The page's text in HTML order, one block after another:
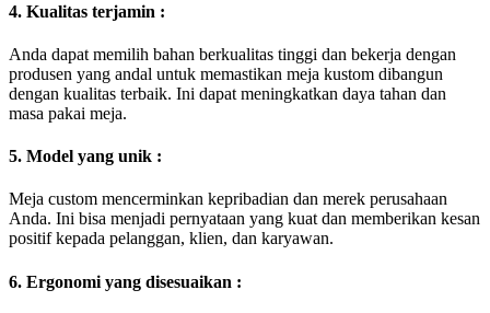
4. Kualitas terjamin :
Anda dapat memilih bahan berkualitas tinggi dan bekerja dengan
produsen yang andal untuk memastikan meja kustom dibangun
dengan kualitas terbaik. Ini dapat meningkatkan daya tahan dan
masa pakai meja.
5. Model yang unik :
Meja custom mencerminkan kepribadian dan merek perusahaan
Anda. Ini bisa menjadi pernyataan yang kuat dan memberikan kesan
positif kepada pelanggan, klien, dan karyawan.
6. Ergonomi yang disesuaikan :